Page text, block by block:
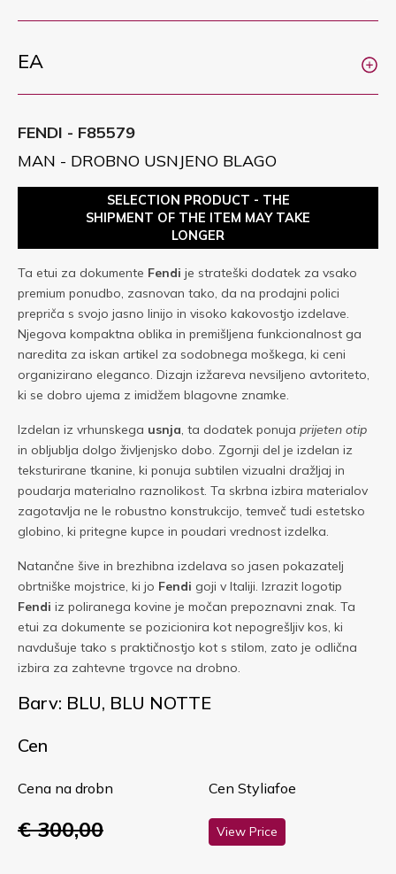
EA
FENDI - F85579
MAN - DROBNO USNJENO BLAGO
SELECTION PRODUCT - THE
SHIPMENT OF THE ITEM MAY TAKE
LONGER
Ta etui za dokumente Fendi je strateški dodatek za vsako
premium ponudbo, zasnovan tako, da na prodajni polici
prepriča s svojo jasno linijo in visoko kakovostjo izdelave.
Njegova kompaktna oblika in premišljena funkcionalnost ga
naredita za iskan artikel za sodobnega moškega, ki ceni
organizirano eleganco. Dizajn izžareva nevsiljeno avtoriteto,
ki se dobro ujema z imidžem blagovne znamke.
Izdelan iz vrhunskega usnja, ta dodatek ponuja prijeten otip
in obljublja dolgo življenjsko dobo. Zgornji del je izdelan iz
teksturirane tkanine, ki ponuja subtilen vizualni dražljaj in
poudarja materialno raznolikost. Ta skrbna izbira materialov
zagotavlja ne le robustno konstrukcijo, temveč tudi estetsko
globino, ki pritegne kupce in poudari vrednost izdelka.
Natančne šive in brezhibna izdelava so jasen pokazatelj
obrtniške mojstrice, ki jo Fendi goji v Italiji. Izrazit logotip
Fendi iz poliranega kovine je močan prepoznavni znak. Ta
etui za dokumente se pozicionira kot nepogrešljiv kos, ki
navdušuje tako s praktičnostjo kot s stilom, zato je odlična
izbira za zahtevne trgovce na drobno.
Barv: BLU, BLU NOTTE
Cen
Cena na drobn
€ 300,00
Cen Styliafoe
View Price